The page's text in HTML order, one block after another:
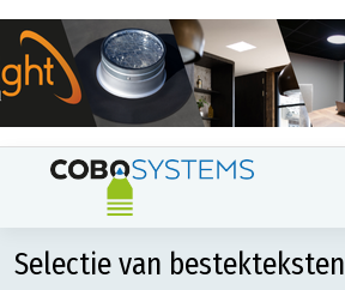
Selectie van bestekteksten